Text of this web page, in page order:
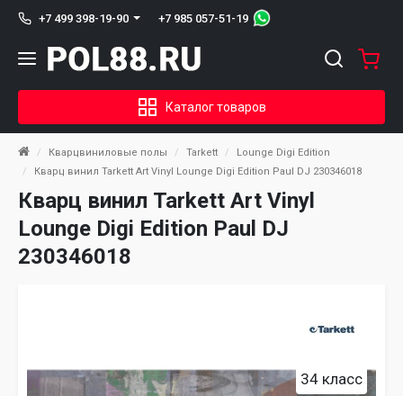
+7 499 398-19-90 +7 985 057-51-19
Каталог товаров
Кварцвиниловые полы Tarkett
Lounge Digi Edition
Кварц винил Tarkett Art Vinyl Lounge Digi Edition Paul DJ 230346018
Кварц винил Tarkett Art Vinyl
Lounge Digi Edition Paul DJ
230346018
34 класс